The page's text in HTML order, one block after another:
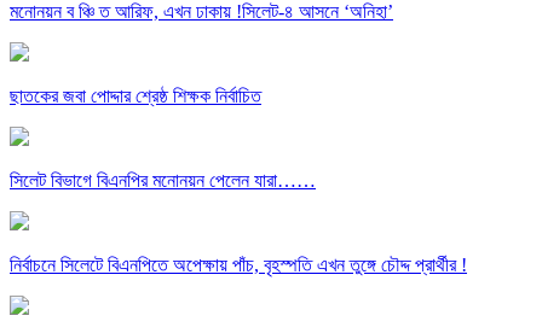
মনোনয়ন ব ঞ্চি ত আরিফ, এখন ঢাকায় !সিলেট-৪ আসনে ‘অনিহা’
ছাতকের জবা পোদ্দার শ্রেষ্ঠ শিক্ষক নির্বাচিত
সিলেট বিভাগে বিএনপির মনোনয়ন পেলেন যারা……
নির্বাচনে সিলেটে বিএনপিতে অপেক্ষায় পাঁচ, বৃহস্পতি এখন তুঙ্গে চৌদ্দ প্রার্থীর !